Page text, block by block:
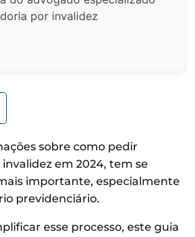
por invalidez
sobre como pedir
em 2024, tem se
importante, especialmente
previdenciário.
esse processo, este guia